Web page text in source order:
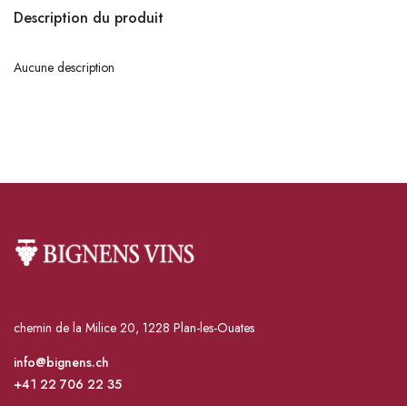
Description du produit
Aucune description
chemin de la Milice 20, 1228 Plan-les-Ouates
info@bignens.ch
+41 22 706 22 35